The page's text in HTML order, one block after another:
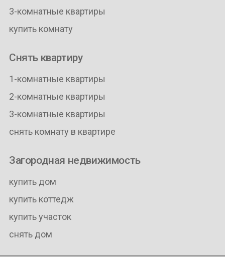
3-комнатные квартиры
купить комнату
Снять квартиру
1-комнатные квартиры
2-комнатные квартиры
3-комнатные квартиры
снять комнату в квартире
Загородная недвижимость
купить дом
купить коттедж
купить участок
снять дом